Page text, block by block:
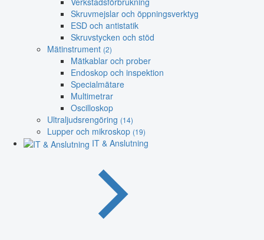
Skruvmejslar och öppningsverktyg
ESD och antistatik
Skruvstycken och stöd
Mätinstrument (2)
Mätkablar och prober
Endoskop och inspektion
Specialmätare
Multimetrar
Oscilloskop
Ultraljudsrengöring (14)
Lupper och mikroskop (19)
IT & Anslutning